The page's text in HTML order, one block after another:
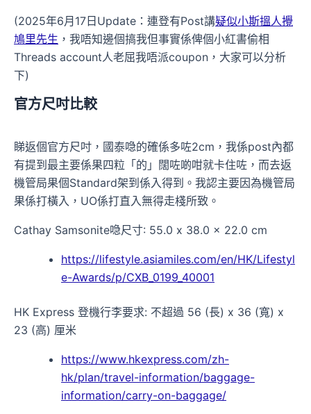
(2025年6月17日Update：連登有Post講疑似小斯搵人攪
鳩里先生 ，我唔知邊個搞我但事實係俾個小紅書偷相
Threads account人老屈我唔派coupon，大家可以分析
下)
官方尺吋比較
睇返個官方尺吋，國泰喼的確係多咗2cm，我係post內都
有提到最主要係果四粒「的」闊咗啲咁就卡住咗，而去返
機管局果個Standard架到係入得到。我認主要因為機管局
果係打橫入，UO係打直入無得走棧所致。
Cathay Samsonite喼尺寸: 55.0 x 38.0 x 22.0 cm
https://lifestyle.asiamiles.com/en/HK/Lifestyl
e-Awards/p/CXB_0199_40001
HK Express 登機行李要求: 不超過 56 (長) x 36 (寬) x
23 (高) 厘米
https://www.hkexpress.com/zh-
hk/plan/travel-information/baggage-
information/carry-on-baggage/